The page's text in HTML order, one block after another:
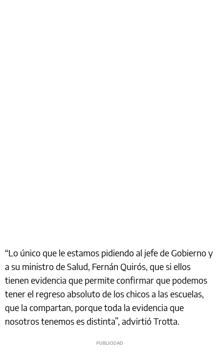
“Lo único que le estamos pidiendo al jefe de Gobierno y
a su ministro de Salud, Fernán Quirós, que si ellos
tienen evidencia que permite confirmar que podemos
tener el regreso absoluto de los chicos a las escuelas,
que la compartan, porque toda la evidencia que
nosotros tenemos es distinta”, advirtió Trotta.